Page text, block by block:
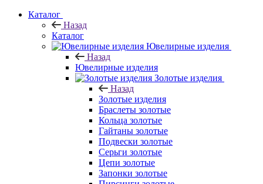
Каталог
Назад
Каталог
Ювелирные изделия
Назад
Ювелирные изделия
Золотые изделия
Назад
Золотые изделия
Браслеты золотые
Кольца золотые
Гайтаны золотые
Подвески золотые
Серьги золотые
Цепи золотые
Запонки золотые